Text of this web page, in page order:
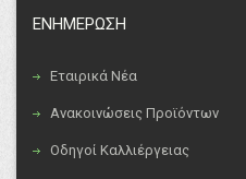
ΕΝΗΜΕΡΩΣΗ
Εταιρικά Νέα
Ανακοινώσεις Προϊόντων
Οδηγοί Καλλιέργειας